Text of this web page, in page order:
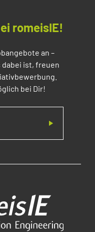
romeisIE!
an –
dabei ist, freuen
bei Dir!